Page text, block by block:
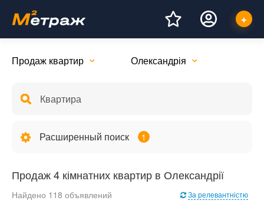
Продаж квартир Олександрія
Расширенный поиск 1
Продаж 4 кімнатних квартир в Олександрії
Найдено 118 объявлений За релевантністю